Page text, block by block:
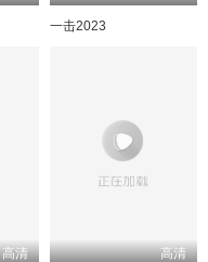
一击2023
高清 高清